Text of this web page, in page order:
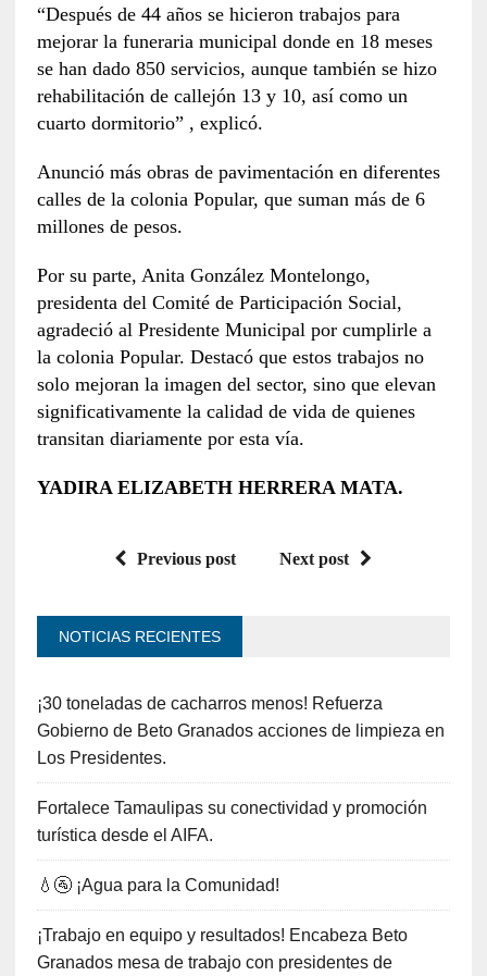
“Después de 44 años se hicieron trabajos para
mejorar la funeraria municipal donde en 18 meses
se han dado 850 servicios, aunque también se hizo
rehabilitación de callejón 13 y 10, así como un
cuarto dormitorio” , explicó.
Anunció más obras de pavimentación en diferentes
calles de la colonia Popular, que suman más de 6
millones de pesos.
Por su parte, Anita González Montelongo,
presidenta del Comité de Participación Social,
agradeció al Presidente Municipal por cumplirle a
la colonia Popular. Destacó que estos trabajos no
solo mejoran la imagen del sector, sino que elevan
significativamente la calidad de vida de quienes
transitan diariamente por esta vía.
YADIRA ELIZABETH HERRERA MATA.
Previous post Next post
NOTICIAS RECIENTES
¡30 toneladas de cacharros menos! Refuerza
Gobierno de Beto Granados acciones de limpieza en
Los Presidentes.
Fortalece Tamaulipas su conectividad y promoción
turística desde el AIFA.
💧🚰 ¡Agua para la Comunidad!
¡Trabajo en equipo y resultados! Encabeza Beto
Granados mesa de trabajo con presidentes de